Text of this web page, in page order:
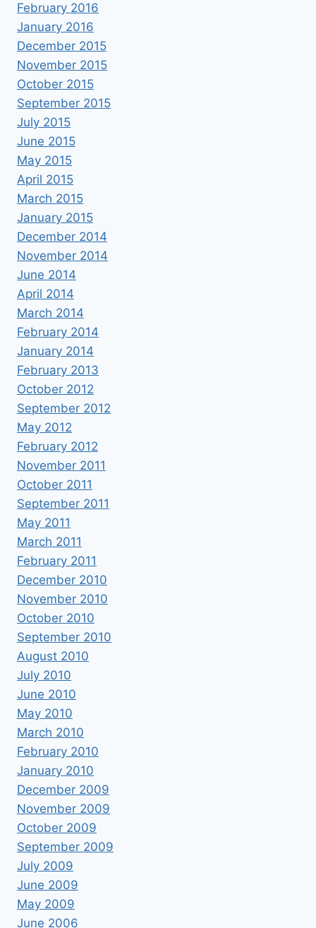
February 2016
January 2016
December 2015
November 2015
October 2015
September 2015
July 2015
June 2015
May 2015
April 2015
March 2015
January 2015
December 2014
November 2014
June 2014
April 2014
March 2014
February 2014
January 2014
February 2013
October 2012
September 2012
May 2012
February 2012
November 2011
October 2011
September 2011
May 2011
March 2011
February 2011
December 2010
November 2010
October 2010
September 2010
August 2010
July 2010
June 2010
May 2010
March 2010
February 2010
January 2010
December 2009
November 2009
October 2009
September 2009
July 2009
June 2009
May 2009
June 2006